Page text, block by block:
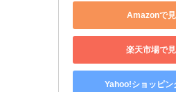
Amazonで
楽天市場で
Yahoo!ショッピン